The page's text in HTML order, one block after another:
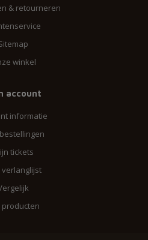
& retourneren
winkel
account
informatie
tickets
verlanglijst
producten